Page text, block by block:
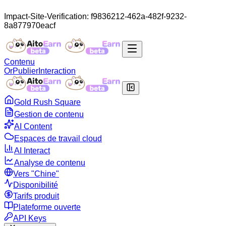
Impact-Site-Verification: f9836212-462a-482f-9232-
8a877970eacf
Contenu
OrPublier Interaction
Gold Rush Square
Gestion de contenu
AI Content
Espaces de travail cloud
AI Interact
Analyse de contenu
Vers "Chine"
Disponibilité
Tarifs produit
Plateforme ouverte
API Keys